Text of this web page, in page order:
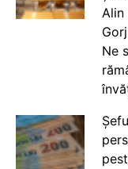
Alin
Ne